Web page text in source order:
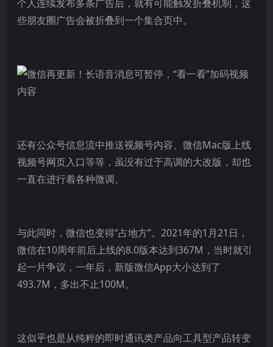
个人连续发布多条广告后，就有可能触发折叠机制，这
些朋友圈广告会被折叠到一个集合页中。
还有公众号信息流中推送视频号内容、微信Mac版上线
视频号网页入口等等，虽没有过于高调的大改版，却也
一直在进行着各种微调。
与此同时，微信也变得“占地方”。2021年的1月21日，
微信在10周年前后上线的8.0版本达到367M，当时就引
起一片争议，一年后，新版微信App大小达到了
493.7M，多出不止100M。
这似乎也是从纯粹的即时通讯类产品向工具型产品转变